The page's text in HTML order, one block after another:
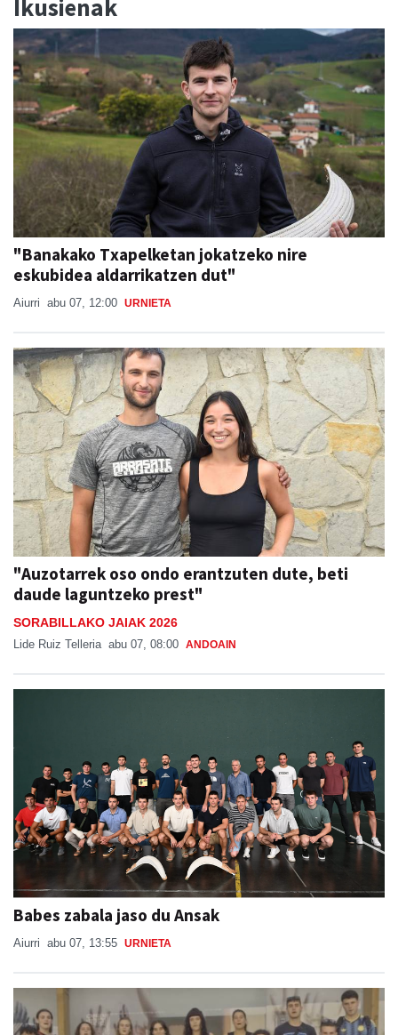
Ikusienak
"Banakako Txapelketan jokatzeko nire
eskubidea aldarrikatzen dut"
Aiurri abu 07, 12:00 URNIETA
"Auzotarrek oso ondo erantzuten dute, beti
daude laguntzeko prest"
SORABILLAKO JAIAK 2026
Lide Ruiz Telleria abu 07, 08:00 ANDOAIN
Babes zabala jaso du Ansak
Aiurri abu 07, 13:55 URNIETA